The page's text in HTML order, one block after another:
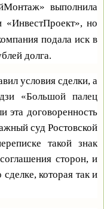
выполнила
но
подала иск в
долга.
условия сделки, а
«Большой палец
эта договоренность
суд Ростовской
такой знак
сторон, и
которая так и